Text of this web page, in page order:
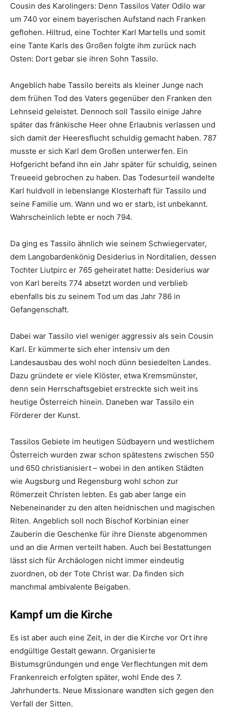
Cousin des Karolingers: Denn Tassilos Vater Odilo war
um 740 vor einem bayerischen Aufstand nach Franken
geflohen. Hiltrud, eine Tochter Karl Martells und somit
eine Tante Karls des Großen folgte ihm zurück nach
Osten: Dort gebar sie ihren Sohn Tassilo.
Angeblich habe Tassilo bereits als kleiner Junge nach
dem frühen Tod des Vaters gegenüber den Franken den
Lehnseid geleistet. Dennoch soll Tassilo einige Jahre
später das fränkische Heer ohne Erlaubnis verlassen und
sich damit der Heeresflucht schuldig gemacht haben. 787
musste er sich Karl dem Großen unterwerfen. Ein
Hofgericht befand ihn ein Jahr später für schuldig, seinen
Treueeid gebrochen zu haben. Das Todesurteil wandelte
Karl huldvoll in lebenslange Klosterhaft für Tassilo und
seine Familie um. Wann und wo er starb, ist unbekannt.
Wahrscheinlich lebte er noch 794.
Da ging es Tassilo ähnlich wie seinem Schwiegervater,
dem Langobardenkönig Desiderius in Norditalien, dessen
Tochter Liutpirc er 765 geheiratet hatte: Desiderius war
von Karl bereits 774 absetzt worden und verblieb
ebenfalls bis zu seinem Tod um das Jahr 786 in
Gefangenschaft.
Dabei war Tassilo viel weniger aggressiv als sein Cousin
Karl. Er kümmerte sich eher intensiv um den
Landesausbau des wohl noch dünn besiedelten Landes.
Dazu gründete er viele Klöster, etwa Kremsmünster,
denn sein Herrschaftsgebiet erstreckte sich weit ins
heutige Österreich hinein. Daneben war Tassilo ein
Förderer der Kunst.
Tassilos Gebiete im heutigen Südbayern und westlichem
Österreich wurden zwar schon spätestens zwischen 550
und 650 christianisiert – wobei in den antiken Städten
wie Augsburg und Regensburg wohl schon zur
Römerzeit Christen lebten. Es gab aber lange ein
Nebeneinander zu den alten heidnischen und magischen
Riten. Angeblich soll noch Bischof Korbinian einer
Zauberin die Geschenke für ihre Dienste abgenommen
und an die Armen verteilt haben. Auch bei Bestattungen
lässt sich für Archäologen nicht immer eindeutig
zuordnen, ob der Tote Christ war. Da finden sich
manchmal ambivalente Beigaben.
Kampf um die Kirche
Es ist aber auch eine Zeit, in der die Kirche vor Ort ihre
endgültige Gestalt gewann. Organisierte
Bistumsgründungen und enge Verflechtungen mit dem
Frankenreich erfolgten später, wohl Ende des 7.
Jahrhunderts. Neue Missionare wandten sich gegen den
Verfall der Sitten.